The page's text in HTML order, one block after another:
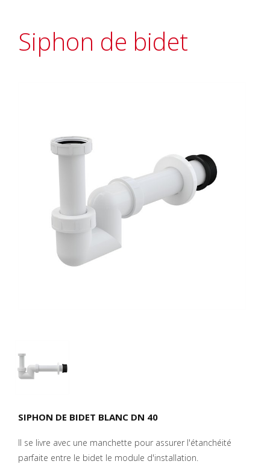
Siphon de bidet
SIPHON DE BIDET BLANC DN 40
Il se livre avec une manchette pour assurer l'étanchéité
parfaite entre le bidet le module d'installation.